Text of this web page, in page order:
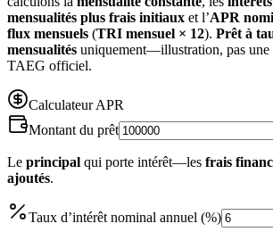
mensualités plus frais initiaux et l’APR
flux mensuels (TRI mensuel × 12). Prêt à
mensualités uniquement—illustration, pas une
TAEG officiel.
Calculateur APR
Montant du prêt
Le principal qui porte intérêt—les frais
ajoutés.
Taux d’intérêt nominal annuel (%)